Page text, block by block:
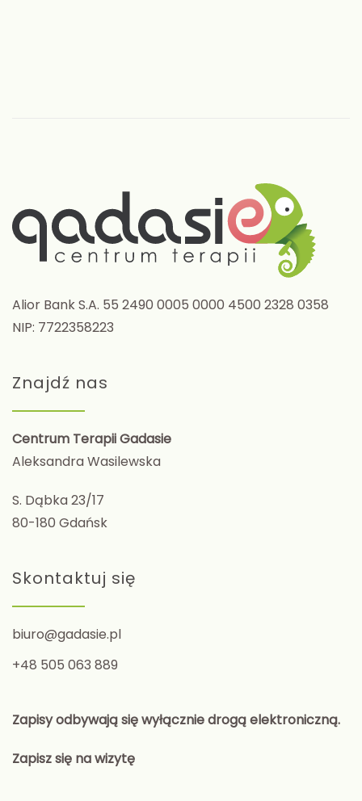
Alior Bank S.A. 55 2490 0005 0000 4500 2328 0358
NIP: 7722358223
Znajdź nas
Centrum Terapii Gadasie
Aleksandra Wasilewska
S. Dąbka 23/17
80-180 Gdańsk
Skontaktuj się
biuro@gadasie.pl
+48 505 063 889
Zapisy odbywają się wyłącznie drogą elektroniczną.
Zapisz się na wizytę